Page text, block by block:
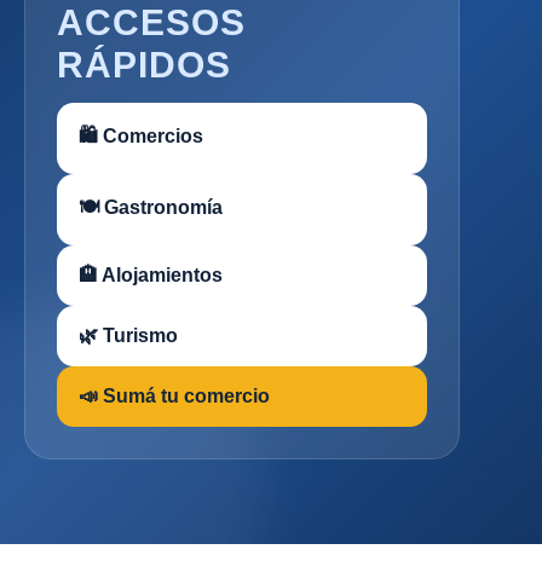
ACCESOS
RÁPIDOS
🛍 Comercios
🍽 Gastronomía
🏨 Alojamientos
🌿 Turismo
📣 Sumá tu comercio